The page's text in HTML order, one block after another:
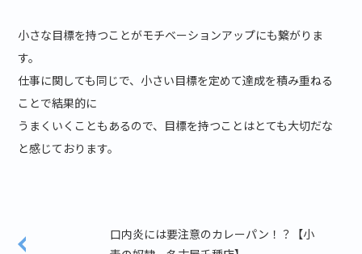
小さな目標を持つことがモチベーションアップにも繋がりま
す。
仕事に関しても同じで、小さい目標を定めて達成を積み重ねる
ことで結果的に
うまくいくこともあるので、目標を持つことはとても大切だな
と感じております。
口内炎には要注意のカレーパン！？【小